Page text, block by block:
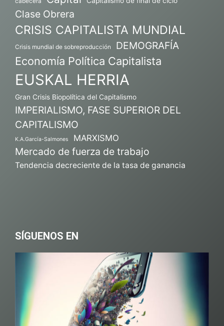
Clase Obrera
CRISIS CAPITALISTA MUNDIAL
Crisis mundial de sobreproducción DEMOGRAFÍA
Economía Política Capitalista
EUSKAL HERRIA
Gran Crisis Biopolítica del Capitalismo
IMPERIALISMO, FASE SUPERIOR DEL
CAPITALISMO
K.A.García-Salmones MARXISMO
Mercado de fuerza de trabajo
Tendencia decreciente de la tasa de ganancia
SÍGUENOS EN